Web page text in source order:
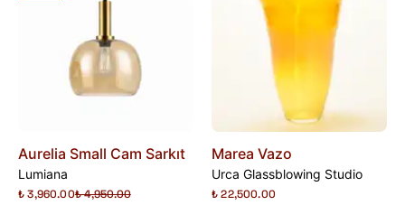
Aurelia Small Cam Sarkıt
Lumiana
₺ 3,960.00₺ 4,950.00
Marea Vazo
Urca Glassblowing Studio
₺ 22,500.00